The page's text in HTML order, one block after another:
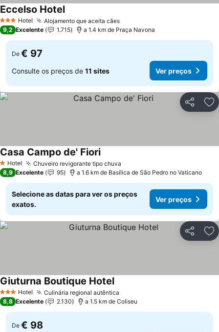
3 EstrelasHotel Alojamento que aceita cães
Eccelso Hotel
9,2 Excelente 1.715 a 1.4 km de Praça Navona
De € 97
Consulte os preços de 11 sites Ver preços
Partilhar
1 Estrelas
Hotel Chuveiro revigorante tipo chuva
Casa Campo de' Fiori
8,9 Excelente 95 a 1.6 km de Basílica de São Pedro no Vaticano
Selecione as datas para ver os preços
exatos.
Ver preços
Partilhar
3 EstrelasHotel Culinária regional autêntica
Giuturna Boutique Hotel
8,8 Excelente 2.130 a 1.5 km de Coliseu
De € 98